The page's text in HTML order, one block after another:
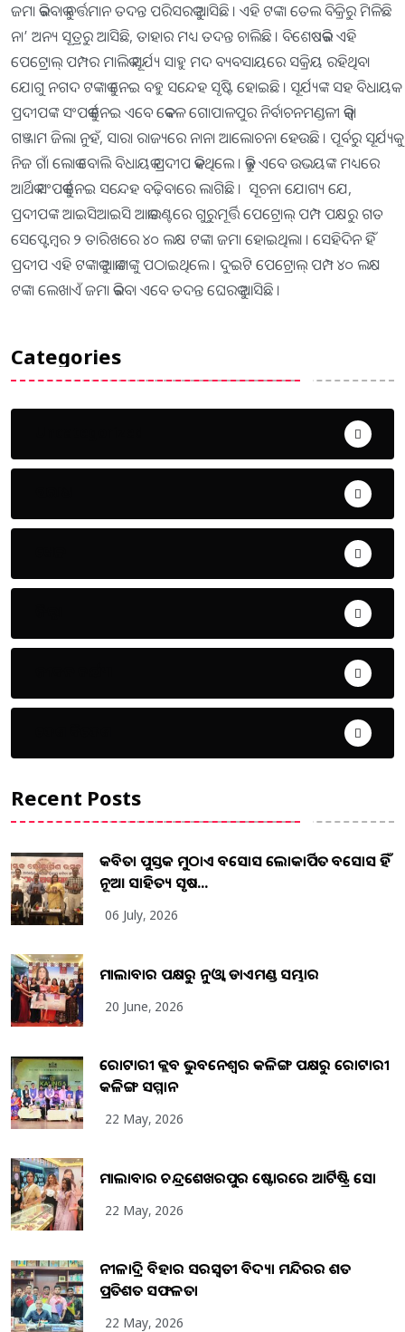
ଜମା କରିବାକୁ ବର୍ତ୍ତମାନ ତଦନ୍ତ ପରିସରକୁ ଆସିଛି । ଏହି ଟଙ୍କା ତେଲ ବିକ୍ରିରୁ ମିଳିଛି
ନା’ ଅନ୍ୟ ସୂତ୍ରରୁ ଆସିଛି, ତାହାର ମଧ୍ୟ ତଦନ୍ତ ଚାଲିଛି । ବିଶେଷକରି ଏହି
ପେଟ୍ରୋଲ୍‌ ପମ୍ପର ମାଲିକ ସୂର୍ଯ୍ୟ ସାହୁ ମଦ ବ୍ୟବସାୟରେ ସକ୍ରିୟ ରହିଥିବା
ଯୋଗୁ ନଗଦ ଟଙ୍କାକୁ ନେଇ ବହୁ ସନ୍ଦେହ ସୃଷ୍ଟି ହୋଇଛି । ସୂର୍ଯ୍ୟଙ୍କ ସହ ବିଧାୟକ
ପ୍ରଦୀପଙ୍କ ସଂପର୍କକୁ ନେଇ ଏବେ କେବଳ ଗୋପାଳପୁର ନିର୍ବାଚନମଣ୍ଡଳୀ କିମ୍ବା
ଗଞ୍ଜାମ ଜିଲା ନୁହଁ, ସାରା ରାଜ୍ୟରେ ନାନା ଆଲୋଚନା ହେଉଛି । ପୂର୍ବରୁ ସୂର୍ଯ୍ୟକୁ
ନିଜ ଗାଁ ଲୋକ ବୋଲି ବିଧାୟକ ପ୍ରଦୀପ କହିଥିଲେ । କିନ୍ତୁ ଏବେ ଉଭୟଙ୍କ ମଧ୍ୟରେ
ଆର୍ଥିକ ସଂପର୍କକୁ ନେଇ ସନ୍ଦେହ ବଢ଼ିବାରେ ଲାଗିଛି । ସୂଚନା ଯୋଗ୍ୟ ଯେ,
ପ୍ରଦୀପଙ୍କ ଆଇସିଆଇସି ଆକାଉଣ୍ଟରେ ଗୁରୁମୂର୍ତ୍ତି ପେଟ୍ରୋଲ୍‌ ପମ୍ପ ପକ୍ଷରୁ ଗତ
ସେପ୍ଟେମ୍ବର ୨ ତାରିଖରେ ୪୦ ଲକ୍ଷ ଟଙ୍କା ଜମା ହୋଇଥିଲା । ସେହିଦିନ ହିଁ
ପ୍ରଦୀପ ଏହି ଟଙ୍କାକୁ ଆକାଶଙ୍କୁ ପଠାଇଥିଲେ । ଦୁଇଟି ପେଟ୍ରୋଲ୍‌ ପମ୍ପ ୪୦ ଲକ୍ଷ
ଟଙ୍କା ଲେଖାଏଁ ଜମା କରିବା ଏବେ ତଦନ୍ତ ଘେରକୁ ଆସିଛି ।
Categories
Recent Posts
କବିତା ପୁସ୍ତକ ମୁଠାଏ ଅବସୋସ ଲୋକାର୍ପିତ ଅବସୋସ ହିଁ
ନୂଆ ସାହିତ୍ୟ ସୃଷ...
06 July, 2026
ମାଲାବାର ପକ୍ଷରୁ ନୁଓ୍ବା ଡାଏମଣ୍ଡ ସମ୍ଭାର
20 June, 2026
ରୋଟାରୀ କ୍ଲବ ଭୁବନେଶ୍ୱର କଳିଙ୍ଗ ପକ୍ଷରୁ ରୋଟାରୀ
କଳିଙ୍ଗ ସମ୍ମାନ
22 May, 2026
ମାଲାବାର ଚନ୍ଦ୍ରଶେଖରପୁର ଷ୍ଟୋରରେ ଆର୍ଟିଷ୍ଟ୍ରି ସୋ
22 May, 2026
ନୀଳାଦ୍ରି ବିହାର ସରସ୍ୱତୀ ବିଦ୍ୟା ମନ୍ଦିରର ଶତ
ପ୍ରତିଶତ ସଫଳତା
22 May, 2026